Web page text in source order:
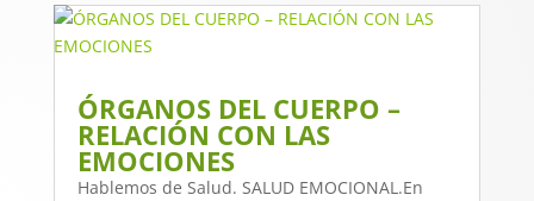
ÓRGANOS DEL CUERPO –
RELACIÓN CON LAS
EMOCIONES
Hablemos de Salud. SALUD EMOCIONAL.En